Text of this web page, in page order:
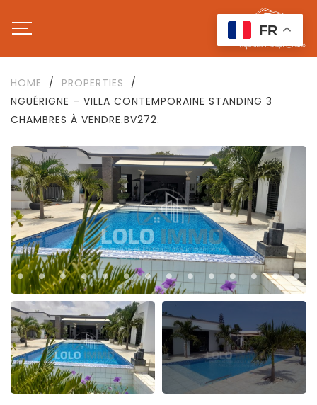
HOME / PROPERTIES
/
NGUÉRIGNE – VILLA CONTEMPORAINE STANDING 3
CHAMBRES À VENDRE.BV272.
FR